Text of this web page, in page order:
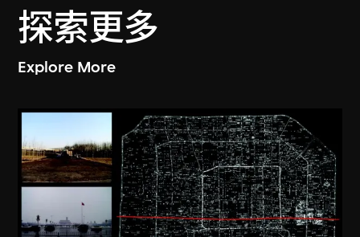
探索更多
Explore More